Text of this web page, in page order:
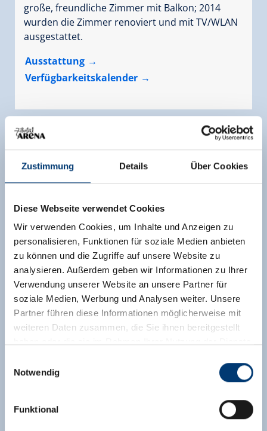
Zustimmung Details Über Cookies
Diese Webseite verwendet Cookies
Wir verwenden Cookies, um Inhalte und Anzeigen zu
personalisieren, Funktionen für soziale Medien anbieten
zu können und die Zugriffe auf unsere Website zu
analysieren. Außerdem geben wir Informationen zu Ihrer
Verwendung unserer Website an unsere Partner für
soziale Medien, Werbung und Analysen weiter. Unsere
Partner führen diese Informationen möglicherweise mit
weiteren Daten zusammen, die Sie ihnen bereitgestellt
Rohr 23// A-6280 Zell am Ziller
Notwendig
Funktional
große, freundliche Zimmer mit Balkon; 2014
wurden die Zimmer renoviert und mit TV/WLAN
ausgestattet.
Ausstattung
Verfügbarkeitskalender
1 - 2 Personen
|Schlafzimmer:
wurden die Zimmer renoviert und mit TV/WLAN